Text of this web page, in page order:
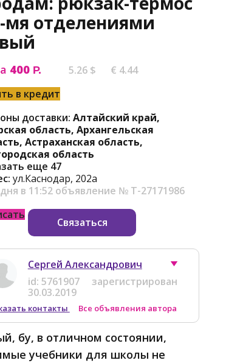
мя отделениями
400 Р. 5.26 $
€ 4.44
в кредит
доставки: Алтайский край,
область, Архангельская
Астраханская область,
область
еще 47
ул.Каснодар, 202а
в 11:52 объявление № Т-27171986
Связаться
Сергей Александрович
id: 5761907
зарегистрирован
30.03.2019
контакты Все объявления автора
бу, в отличном состоянии,
учебники для школы не